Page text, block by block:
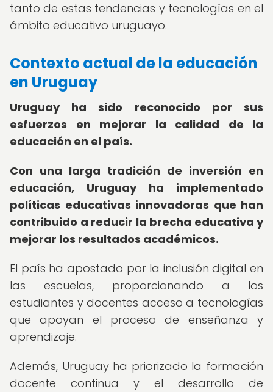
tanto de estas tendencias y tecnologías en el
ámbito educativo uruguayo.
Contexto actual de la educación
en Uruguay
Uruguay ha sido reconocido por sus
esfuerzos en mejorar la calidad de la
educación en el país.
Con una larga tradición de inversión en
educación, Uruguay ha implementado
políticas educativas innovadoras que han
contribuido a reducir la brecha educativa y
mejorar los resultados académicos.
El país ha apostado por la inclusión digital en
las escuelas, proporcionando a los
estudiantes y docentes acceso a tecnologías
que apoyan el proceso de enseñanza y
aprendizaje.
Además, Uruguay ha priorizado la formación
docente continua y el desarrollo de